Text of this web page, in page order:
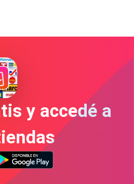
y accedé a